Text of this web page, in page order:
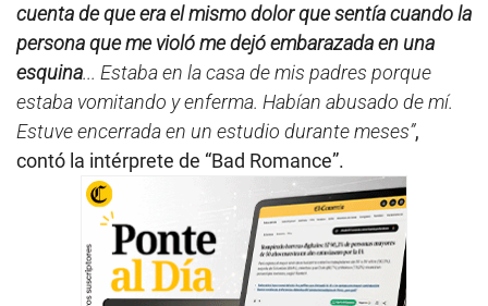
cuenta de que era el mismo dolor que sentía cuando la
persona que me violó me dejó embarazada en una
esquina... Estaba en la casa de mis padres porque
estaba vomitando y enferma. Habían abusado de mí.
Estuve encerrada en un estudio durante meses”,
contó la intérprete de “Bad Romance”.